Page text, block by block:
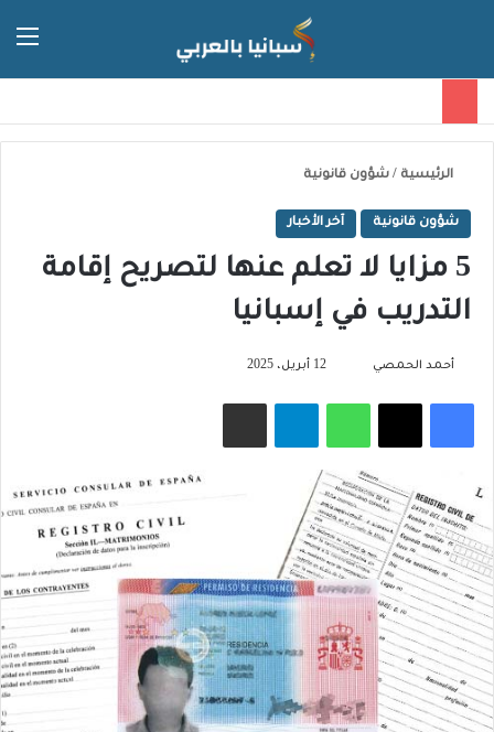
الرئيسية / شؤون قانونية
شؤون قانونية آخر الأخبار
5 مزايا لا تعلم عنها لتصريح إقامة
التدريب في إسبانيا
أحمد الحمصي 12 أبريل، 2025
فيسبوك‫X واتساب تيلقرام مشاركة عبر البريد